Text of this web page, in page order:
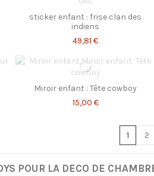
sticker enfant : frise clan des
indiens
49,81 €
Miroir enfant : Tête cowboy
15,00 €
1 2
POUR LA DECO DE